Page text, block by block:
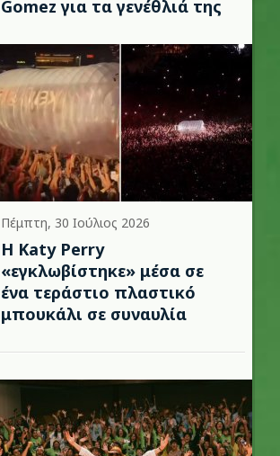
Gomez για τα γενέθλιά της
Πέμπτη, 30 Ιούλιος 2026
H Katy Perry
«εγκλωβίστηκε» μέσα σε
ένα τεράστιο πλαστικό
μπουκάλι σε συναυλία